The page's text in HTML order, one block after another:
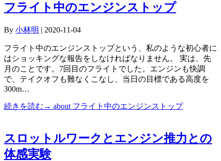
フライト中のエンジンストップ
By 小林明 | 2020-11-04
フライト中のエンジンストップという、私のような初心者に
はショッキングな報告をしなければなりません。 実は、先
月のことです。7回目のフライトでした。エンジンも快調
で、テイクオフも難なくこなし、当日の目標である高度を
300m…
続きを読む→ about フライト中のエンジンストップ
スロットルワークとエンジン推力との
体感実験